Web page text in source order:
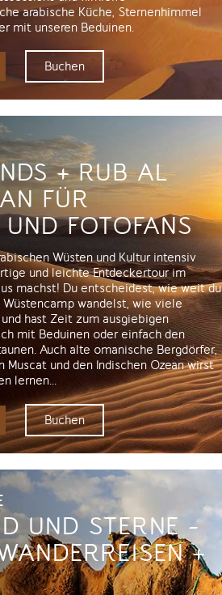
arabische Küche, Sternenhimmel
mit unseren Beduinen.
Buchen
+ RUB AL
FÜR
UND FOTOFANS
Wüsten und Kultur intensiv
und leichte Entdeckertour im
machst! Du entscheidest, wie weit du
Wüstencamp wandelst, wie viele
hast Zeit zum ausgiebigen
mit Beduinen oder einfach den
Auch alte omanische Bergdörfer,
Muscat und den Indischen Ozean wirst
lernen...
Buchen
UND STERNE -
+